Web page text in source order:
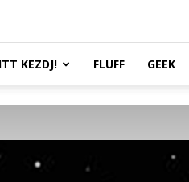
ITT KEZDJ! FLUFF GEEK